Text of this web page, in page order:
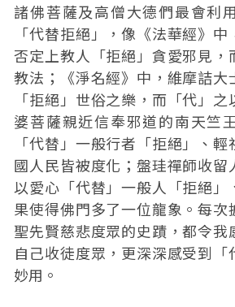
諸佛菩薩及高僧大德們最會利
「代替拒絕」，像《法華經》
否定上教人「拒絕」貪愛邪見，
教法；《淨名經》中，維摩詰大
「拒絕」世俗之樂，而「代」
婆菩薩親近信奉邪道的南天竺
「代替」一般行者「拒絕」、
國人民皆被度化；盤珪禪師收留
以愛心「代替」一般人「拒絕」
果使得佛門多了一位龍象。每次
聖先賢慈悲度眾的史蹟，都令我
自己收徒度眾，更深深感受到「
妙用。